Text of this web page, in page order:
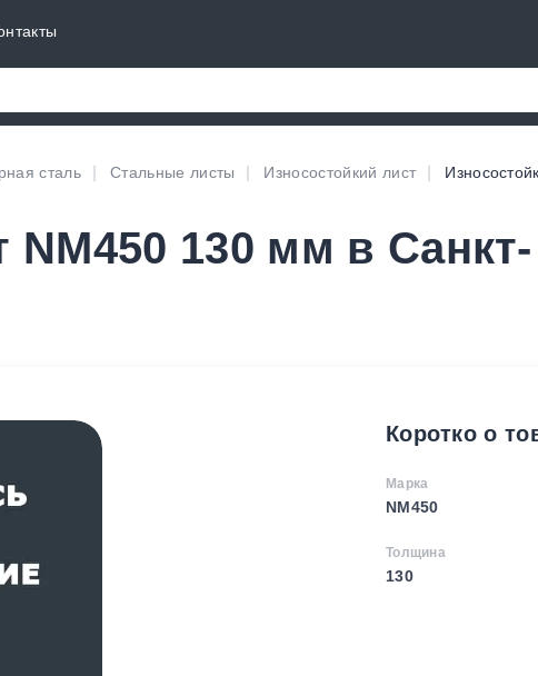
сталь Стальные листы Износостойкий лист
NM450 130 мм в Санкт-
Коротко о
Марка
NM450
Толщина
130